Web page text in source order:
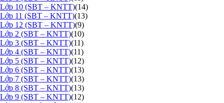
Lớp 10 (SBT – KNTT)(14)
Lớp 11 (SBT – KNTT)(13)
Lớp 12 (SBT – KNTT)(9)
Lớp 2 (SBT – KNTT)(10)
Lớp 3 (SBT – KNTT)(11)
Lớp 4 (SBT – KNTT)(11)
Lớp 5 (SBT – KNTT)(12)
Lớp 6 (SBT – KNTT)(13)
Lớp 7 (SBT – KNTT)(13)
Lớp 8 (SBT – KNTT)(13)
Lớp 9 (SBT – KNTT)(12)